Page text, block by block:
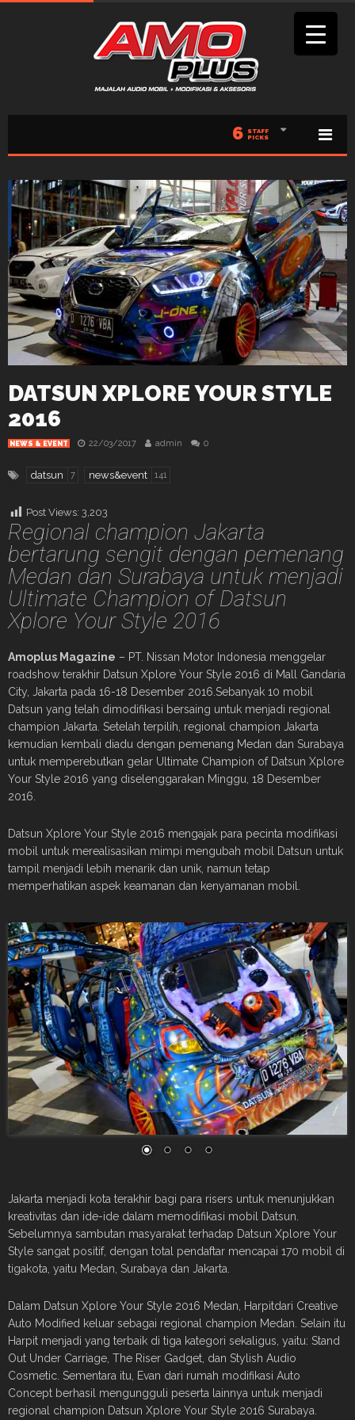
6 STAFF
PICKS
DATSUN XPLORE YOUR STYLE
2016
NEWS & EVENT 22/03/2017 admin 0
datsun 7 news&event 141
Post Views: 3,203
Regional champion Jakarta
bertarung sengit dengan pemenang
Medan dan Surabaya untuk menjadi
Ultimate Champion of Datsun
Xplore Your Style 2016
Amoplus Magazine – PT. Nissan Motor Indonesia menggelar
roadshow terakhir Datsun Xplore Your Style 2016 di Mall Gandaria
City, Jakarta pada 16-18 Desember 2016.Sebanyak 10 mobil
Datsun yang telah dimodifikasi bersaing untuk menjadi regional
champion Jakarta. Setelah terpilih, regional champion Jakarta
kemudian kembali diadu dengan pemenang Medan dan Surabaya
untuk memperebutkan gelar Ultimate Champion of Datsun Xplore
Your Style 2016 yang diselenggarakan Minggu, 18 Desember
2016.
Datsun Xplore Your Style 2016 mengajak para pecinta modifikasi
mobil untuk merealisasikan mimpi mengubah mobil Datsun untuk
tampil menjadi lebih menarik dan unik, namun tetap
memperhatikan aspek keamanan dan kenyamanan mobil.
Jakarta menjadi kota terakhir bagi para risers untuk menunjukkan
kreativitas dan ide-ide dalam memodifikasi mobil Datsun.
Sebelumnya sambutan masyarakat terhadap Datsun Xplore Your
Style sangat positif, dengan total pendaftar mencapai 170 mobil di
tigakota, yaitu Medan, Surabaya dan Jakarta.
Dalam Datsun Xplore Your Style 2016 Medan, Harpitdari Creative
Auto Modified keluar sebagai regional champion Medan. Selain itu
Harpit menjadi yang terbaik di tiga kategori sekaligus, yaitu: Stand
Out Under Carriage, The Riser Gadget, dan Stylish Audio
Cosmetic. Sementara itu, Evan dari rumah modifikasi Auto
Concept berhasil mengungguli peserta lainnya untuk menjadi
regional champion Datsun Xplore Your Style 2016 Surabaya.